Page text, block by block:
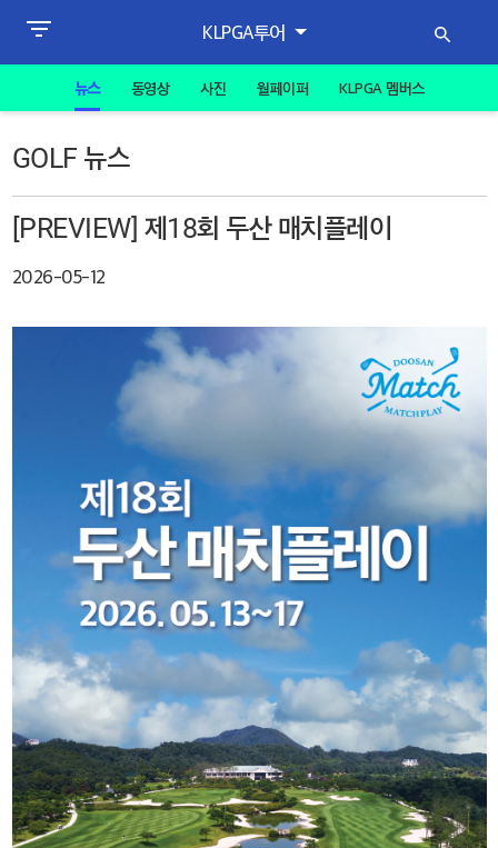
KLPGA투어
뉴스 동영상 사진 월페이퍼 KLPGA 멤버스
GOLF 뉴스
[PREVIEW] 제18회 두산 매치플레이
2026-05-12